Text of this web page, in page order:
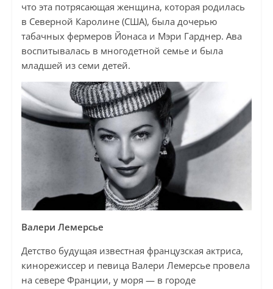
что эта потрясающая женщина, которая родилась
в Северной Каролине (США), была дочерью
табачных фермеров Йонаса и Мэри Гарднер. Ава
воспитывалась в многодетной семье и была
младшей из семи детей.
Валери Лемерсье
Детство будущая известная французская актриса,
кинорежиссер и певица Валери Лемерсье провела
на севере Франции, у моря — в городе